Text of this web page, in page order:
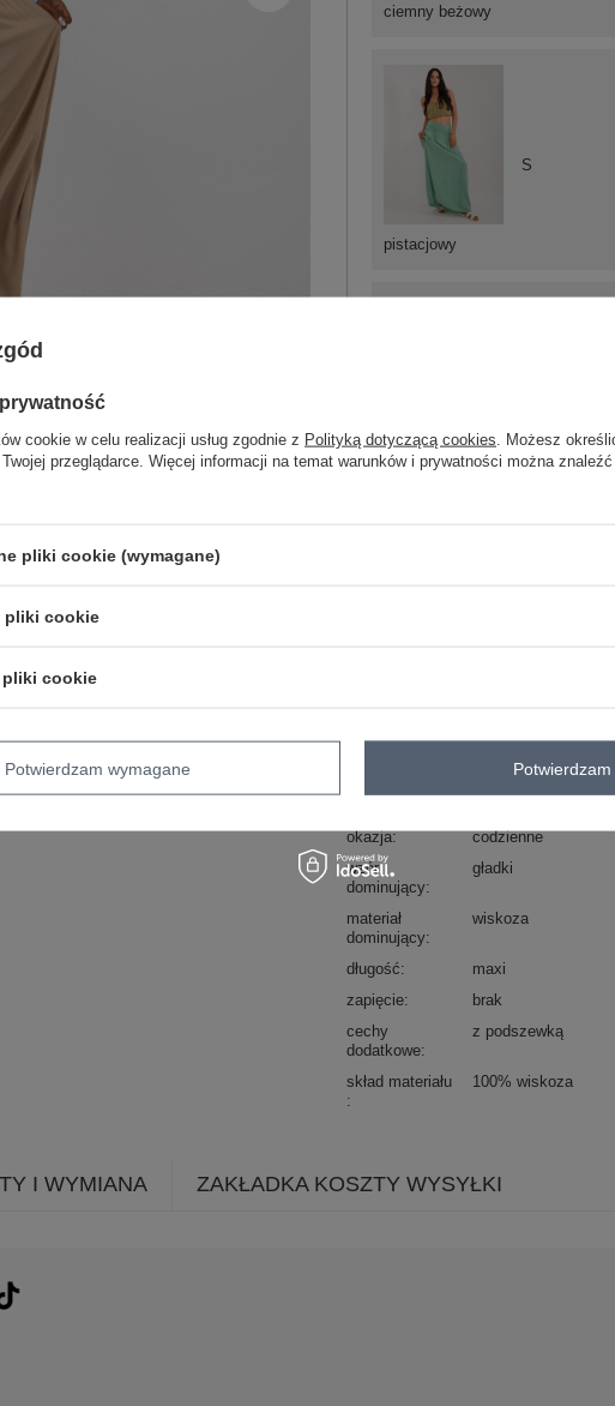
pistacjowy
S
L
ciemny beżowy
Kod produktu
TW-SD-BI-82160.48
OCH BELLA
okazja
codzienne
wzór
dominujący
gładki
materiał
dominujący
wiskoza
długość
maxi
zapięcie
brak
cechy
dodatkowe
z podszewką
skład materiału 100% wiskoza
I WYMIANA ZAKŁADKA KOSZTY WYSYŁKI
cookie w celu realizacji usług zgodnie z Polityką dotyczącą cookies . Możesz
przeglądarce. Więcej informacji na temat warunków i prywatności można
pliki cookie (wymagane)
pliki cookie
pliki cookie
Potwierdzam wymagane